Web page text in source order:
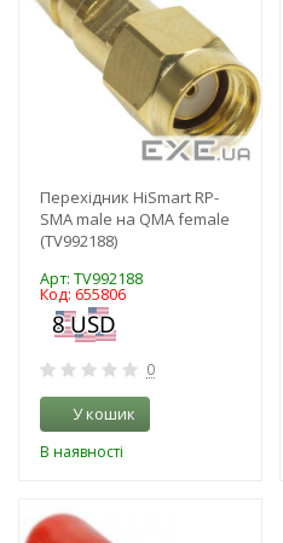
Перехідник HiSmart RP-
SMA male на QMA female
(TV992188)
Арт: TV992188
Код: 655806
0
У кошик
В наявності